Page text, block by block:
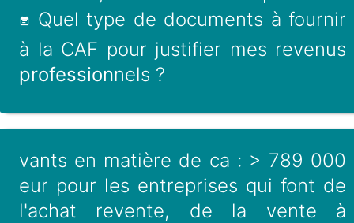
Quel type de documents à fournir
à la CAF pour justifier mes revenus
professionnels ?
vants en matière de ca : > 789 000
eur pour les entreprises qui font de
l'achat revente, de la vente à